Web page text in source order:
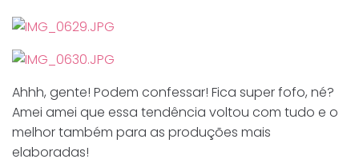
Ahhh, gente! Podem confessar! Fica super fofo, né?
Amei amei que essa tendência voltou com tudo e o
melhor também para as produções mais
elaboradas!